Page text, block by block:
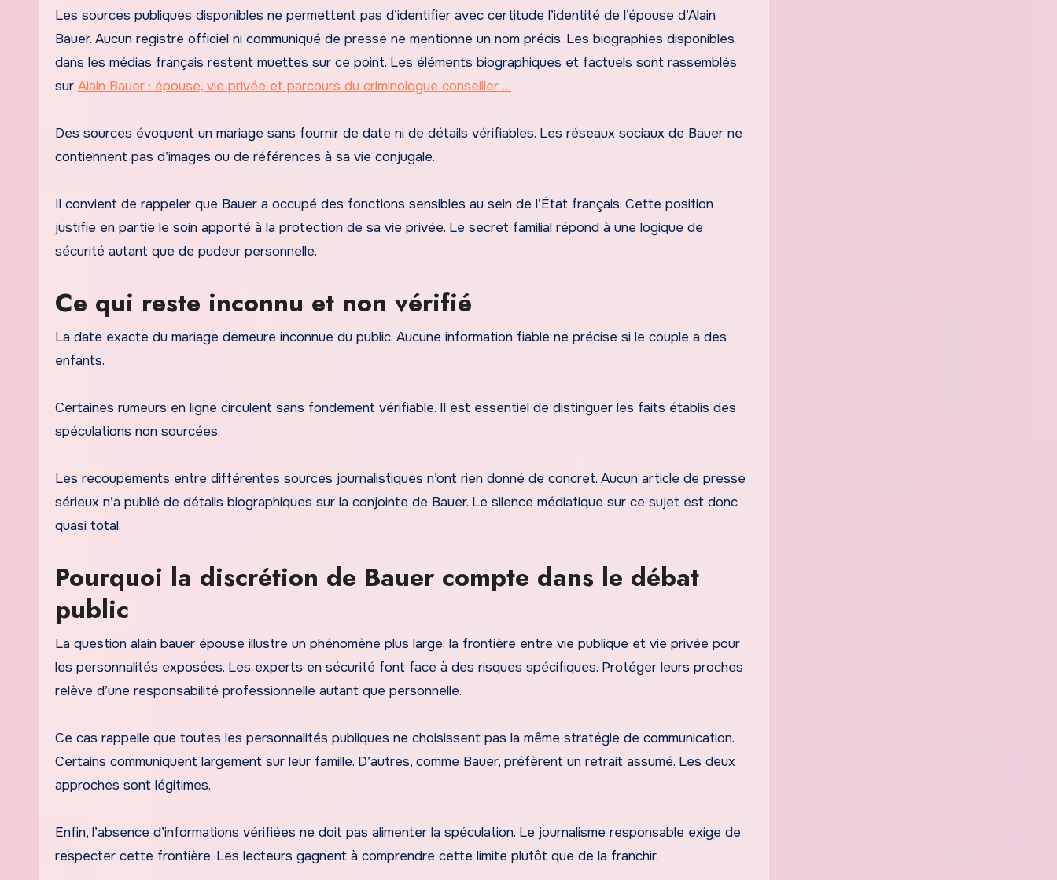
Les sources publiques disponibles ne permettent pas d’identifier avec certitude l’identité de l’épouse d’Alain
Bauer. Aucun registre officiel ni communiqué de presse ne mentionne un nom précis. Les biographies disponibles
dans les médias français restent muettes sur ce point. Les éléments biographiques et factuels sont rassemblés
sur Alain Bauer : épouse, vie privée et parcours du criminologue conseiller …
Des sources évoquent un mariage sans fournir de date ni de détails vérifiables. Les réseaux sociaux de Bauer ne
contiennent pas d’images ou de références à sa vie conjugale.
Il convient de rappeler que Bauer a occupé des fonctions sensibles au sein de l’État français. Cette position
justifie en partie le soin apporté à la protection de sa vie privée. Le secret familial répond à une logique de
sécurité autant que de pudeur personnelle.
Ce qui reste inconnu et non vérifié
La date exacte du mariage demeure inconnue du public. Aucune information fiable ne précise si le couple a des
enfants.
Certaines rumeurs en ligne circulent sans fondement vérifiable. Il est essentiel de distinguer les faits établis des
spéculations non sourcées.
Les recoupements entre différentes sources journalistiques n’ont rien donné de concret. Aucun article de presse
sérieux n’a publié de détails biographiques sur la conjointe de Bauer. Le silence médiatique sur ce sujet est donc
quasi total.
Pourquoi la discrétion de Bauer compte dans le débat
public
La question alain bauer épouse illustre un phénomène plus large: la frontière entre vie publique et vie privée pour
les personnalités exposées. Les experts en sécurité font face à des risques spécifiques. Protéger leurs proches
relève d’une responsabilité professionnelle autant que personnelle.
Ce cas rappelle que toutes les personnalités publiques ne choisissent pas la même stratégie de communication.
Certains communiquent largement sur leur famille. D’autres, comme Bauer, préfèrent un retrait assumé. Les deux
approches sont légitimes.
Enfin, l’absence d’informations vérifiées ne doit pas alimenter la spéculation. Le journalisme responsable exige de
respecter cette frontière. Les lecteurs gagnent à comprendre cette limite plutôt que de la franchir.